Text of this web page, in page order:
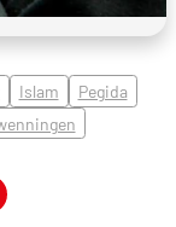
Islam
Pegida